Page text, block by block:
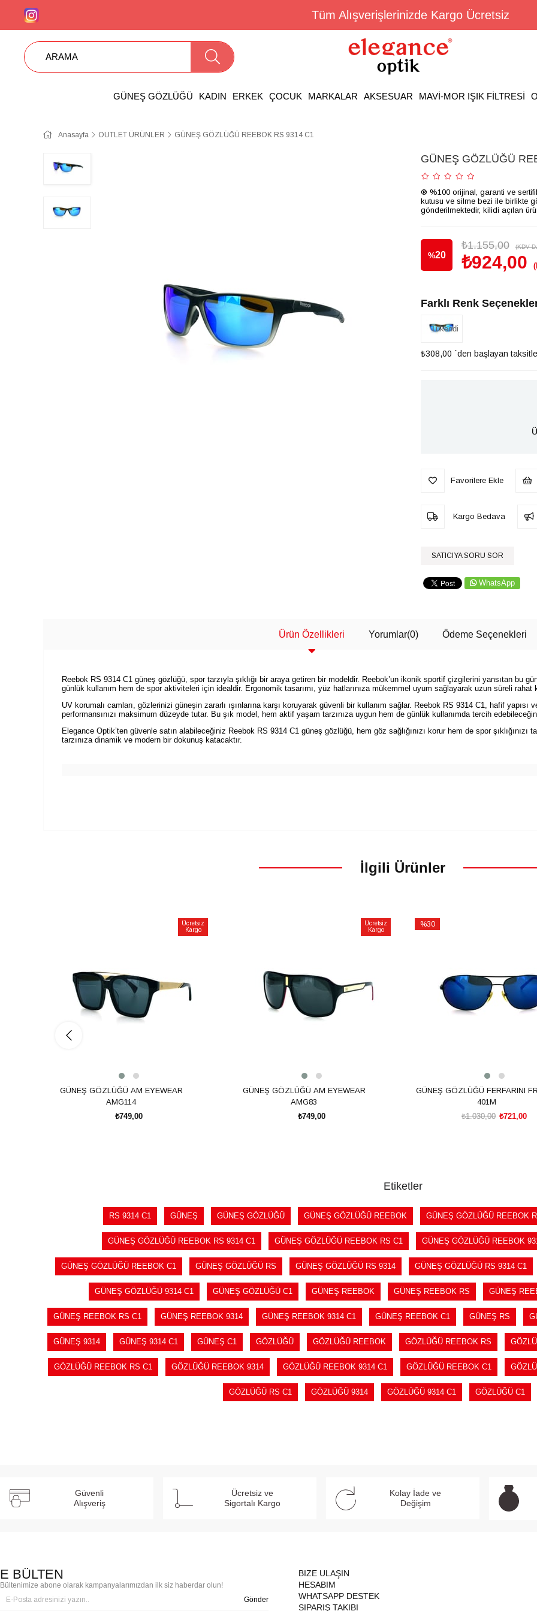
Tüm Alışverişlerinizde Kargo Ücretsiz
GÜNEŞ GÖZLÜĞÜ KADIN ERKEK ÇOCUK MARKALAR AKSESUAR MAVİ-MOR IŞIK FİLTRESİ
Anasayfa OUTLET ÜRÜNLER GÜNEŞ GÖZLÜĞÜ REEBOK RS 9314 C1
GÜNEŞ GÖZLÜĞÜ
® %100 orijinal, garanti ve
kutusu ve silme bezi ile birlikte
gönderilmektedir, kilidi açılan
%20
₺1.155,00 (KDV
₺924,00
Farklı Renk
Tükendi
₺308,00 `den başlayan
Favorilere Ekle
Kargo Bedava
SATICIYA SORU SOR
WhatsApp
Ürün Özellikleri Yorumlar(0) Ödeme Seçenekleri
Reebok RS 9314 C1 güneş gözlüğü, spor tarzıyla şıklığı bir araya getiren bir modeldir. Reebok’un ikonik sportif çizgilerini yansıtan bu
günlük kullanım hem de spor aktiviteleri için idealdir. Ergonomik tasarımı, yüz hatlarınıza mükemmel uyum sağlayarak uzun süreli rahat
UV korumalı camları, gözlerinizi güneşin zararlı ışınlarına karşı koruyarak güvenli bir kullanım sağlar. Reebok RS 9314 C1, hafif
performansınızı maksimum düzeyde tutar. Bu şık model, hem aktif yaşam tarzınıza uygun hem de günlük kullanımda tercih
Elegance Optik’ten güvenle satın alabileceğiniz Reebok RS 9314 C1 güneş gözlüğü, hem göz sağlığınızı korur hem de spor
tarzınıza dinamik ve modern bir dokunuş katacaktır.
İlgili Ürünler
Ücretsiz
Kargo
GÜNEŞ GÖZLÜĞÜ AM EYEWEAR
AMG114
₺749,00
Ücretsiz
Kargo
GÜNEŞ GÖZLÜĞÜ AM EYEWEAR
AMG83
₺749,00
%30
GÜNEŞ GÖZLÜĞÜ FERFARINI
401M
₺721,00
₺1.030,00
Etiketler
RS 9314 C1 GÜNEŞ GÜNEŞ GÖZLÜĞÜ GÜNEŞ GÖZLÜĞÜ REEBOK GÜNEŞ GÖZLÜĞÜ REEBOK
GÜNEŞ GÖZLÜĞÜ REEBOK RS 9314 C1 GÜNEŞ GÖZLÜĞÜ REEBOK RS C1 GÜNEŞ GÖZLÜĞÜ REEBOK
GÜNEŞ GÖZLÜĞÜ REEBOK C1 GÜNEŞ GÖZLÜĞÜ RS GÜNEŞ GÖZLÜĞÜ RS 9314 GÜNEŞ GÖZLÜĞÜ RS 9314 C1
GÜNEŞ GÖZLÜĞÜ 9314 C1 GÜNEŞ GÖZLÜĞÜ C1 GÜNEŞ REEBOK GÜNEŞ REEBOK RS GÜNEŞ
GÜNEŞ REEBOK RS C1 GÜNEŞ REEBOK 9314 GÜNEŞ REEBOK 9314 C1 GÜNEŞ REEBOK C1 GÜNEŞ RS
GÜNEŞ 9314 GÜNEŞ 9314 C1 GÜNEŞ C1 GÖZLÜĞÜ GÖZLÜĞÜ REEBOK GÖZLÜĞÜ REEBOK RS
GÖZLÜĞÜ REEBOK RS C1 GÖZLÜĞÜ REEBOK 9314 GÖZLÜĞÜ REEBOK 9314 C1 GÖZLÜĞÜ REEBOK C1
GÖZLÜĞÜ RS C1 GÖZLÜĞÜ 9314 GÖZLÜĞÜ 9314 C1 GÖZLÜĞÜ C1
Güvenli
Alışveriş
Ücretsiz ve
Sigortalı Kargo
Kolay İade ve
Değişim
E BÜLTEN
Bültenimize abone olarak kampanyalarımızdan ilk siz haberdar olun!
Gönder
BIZE ULAŞIN
HESABIM
WHATSAPP DESTEK
SIPARIŞ TAKIBI